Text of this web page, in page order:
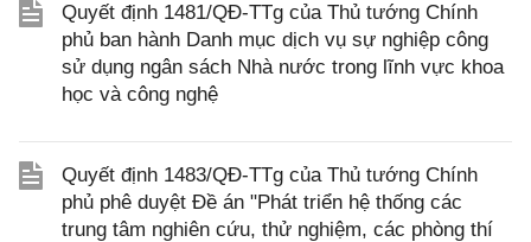
Quyết định 1481/QĐ-TTg của Thủ tướng Chính
phủ ban hành Danh mục dịch vụ sự nghiệp công
sử dụng ngân sách Nhà nước trong lĩnh vực khoa
học và công nghệ
Quyết định 1483/QĐ-TTg của Thủ tướng Chính
phủ phê duyệt Đề án "Phát triển hệ thống các
trung tâm nghiên cứu, thử nghiệm, các phòng thí